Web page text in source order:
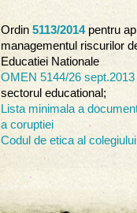
Ordin 5113/2014 pentru
managementul riscurilor
Educatiei Nationale
OMEN 5144/26 sept.2013
sectorul educational;
Lista minimala a
a coruptiei
Codul de etica al colegiului